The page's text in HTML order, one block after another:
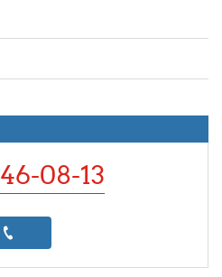
46-08-13